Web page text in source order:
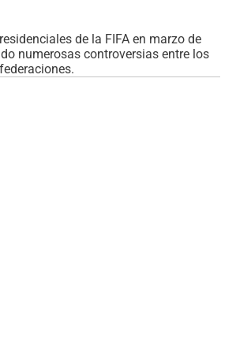
de la FIFA en marzo de
numerosas controversias entre los